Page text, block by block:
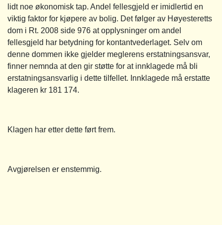
lidt noe økonomisk tap. Andel fellesgjeld er imidlertid en
viktig faktor for kjøpere av bolig. Det følger av Høyesteretts
dom i Rt. 2008 side 976 at opplysninger om andel
fellesgjeld har betydning for kontantvederlaget. Selv om
denne dommen ikke gjelder meglerens erstatningsansvar,
finner nemnda at den gir støtte for at innklagede må bli
erstatningsansvarlig i dette tilfellet. Innklagede må erstatte
klageren kr 181 174.
Klagen har etter dette ført frem.
Avgjørelsen er enstemmig.